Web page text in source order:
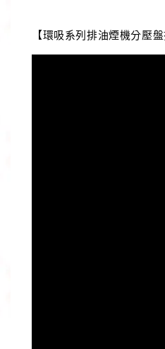
【環吸系列排油煙機分壓盤